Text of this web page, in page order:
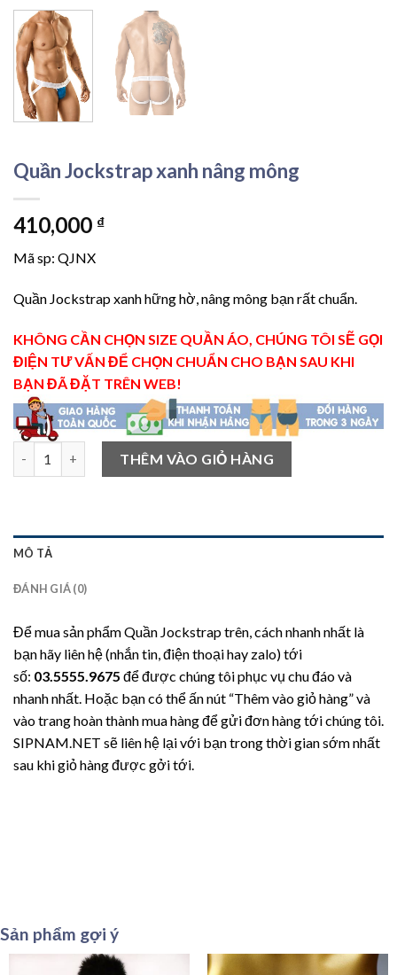
Quần Jockstrap xanh nâng mông
410,000 ₫
Mã sp: QJNX
Quần Jockstrap xanh hững hờ, nâng mông bạn rất chuẩn.
KHÔNG CẦN CHỌN SIZE QUẦN ÁO, CHÚNG TÔI SẼ GỌI
ĐIỆN TƯ VẤN ĐỂ CHỌN CHUẨN CHO BẠN SAU KHI
BẠN ĐÃ ĐẶT TRÊN WEB!
Quần Jockstrap xanh nâng mông số lượng
THÊM VÀO GIỎ HÀNG
MÔ TẢ
ĐÁNH GIÁ (0)
Để mua sản phẩm Quần Jockstrap trên, cách nhanh nhất là
bạn hãy liên hệ (nhắn tin, điện thoại hay zalo) tới
số: 03.5555.9675 để được chúng tôi phục vụ chu đáo và
nhanh nhất. Hoặc bạn có thể ấn nút “Thêm vào giỏ hàng” và
vào trang hoàn thành mua hàng để gửi đơn hàng tới chúng tôi.
SIPNAM.NET sẽ liên hệ lại với bạn trong thời gian sớm nhất
sau khi giỏ hàng được gởi tới.
Sản phẩm gợi ý